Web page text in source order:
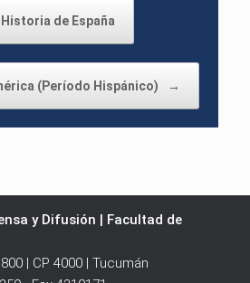
Historia de España
(Período Hispánico) →
y Difusión | Facultad de
| CP 4000 | Tucumán